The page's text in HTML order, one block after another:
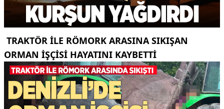
TRAKTÖR ILE RÖMORK ARASINA SIKIŞAN
ORMAN IŞÇISI HAYATINI KAYBETTI